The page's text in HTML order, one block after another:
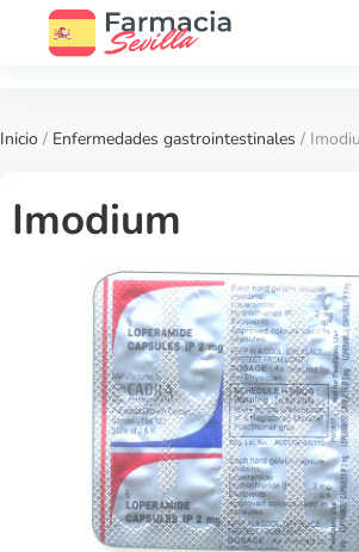
Inicio / Enfermedades gastrointestinales /
Imodium